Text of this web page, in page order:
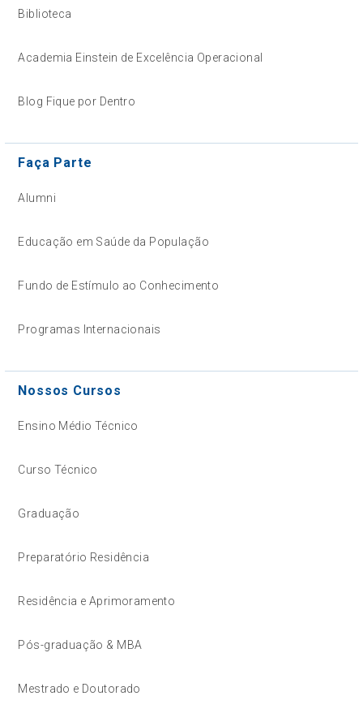
Biblioteca
Academia Einstein de Excelência Operacional
Blog Fique por Dentro
Faça Parte
Alumni
Educação em Saúde da População
Fundo de Estímulo ao Conhecimento
Programas Internacionais
Nossos Cursos
Ensino Médio Técnico
Curso Técnico
Graduação
Preparatório Residência
Residência e Aprimoramento
Pós-graduação & MBA
Mestrado e Doutorado